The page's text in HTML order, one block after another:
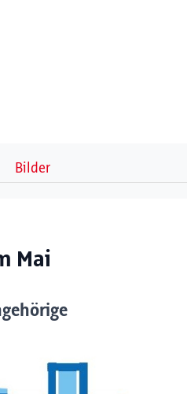
Bilder
Mai